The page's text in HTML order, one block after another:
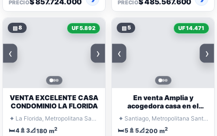
PRECIO PRECIO
▧8 UF 5.892
‹ ›
VENTA EXCELENTE CASA
CONDOMINIO LA FLORIDA
⌖
La Florida, Metropolitana Santiago
🛏️4 🚿 3📐180 m2
▧5 UF 14.471
‹ ›
En venta Amplia y
acogedora casa en el
⌖ Santiago, Metropolitana Santiago
🛏️5 🚿 5📐200 m2